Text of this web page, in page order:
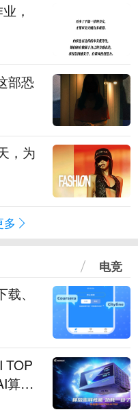
，
部恐
，为
多
电竞
、
TOP
算力